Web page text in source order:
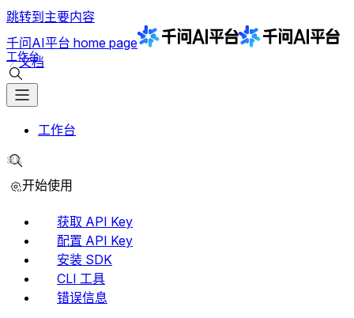
跳转到主要内容
千问AI平台 home page
文档
工作台
工作台
⌘K
开始使用
获取 API Key
配置 API Key
安装 SDK
CLI 工具
错误信息